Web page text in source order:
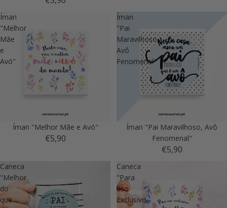
Íman
"Melhor
Mãe
e
Avó"
Íman "Melhor Mãe e Avó"
€5,90
Íman
"Pai
Maravilhoso,
Avô
Fenomenal"
Íman "Pai Maravilhoso, Avô
Fenomenal"
€5,90
Caneca
"Melhor
do
que
Caneca
"Para
uso
Exclusivo